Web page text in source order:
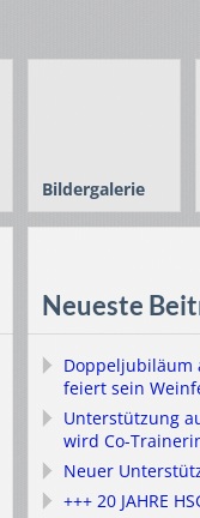
Bildergalerie
Neueste
Doppeljubiläum
feiert sein
Unterstützung
wird Co-
Neuer
+++ 20 JAHRE